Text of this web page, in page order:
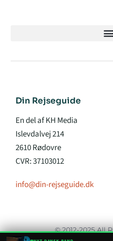
Din Rejseguide
En del af KH Media
Islevdalvej 214
2610 Rødovre
CVR: 37103012
info@din-rejseguide.dk
© 2012-2025 All